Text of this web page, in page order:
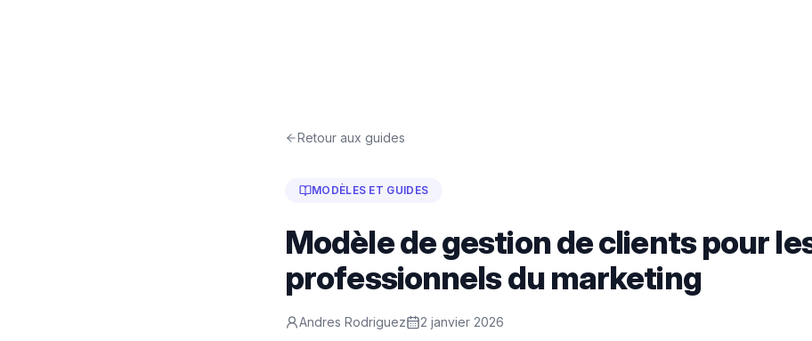
Retour aux guides
MODÈLES ET GUIDES
Modèle de gestion de clients pour
professionnels du marketing
Andres Rodriguez 2 janvier 2026